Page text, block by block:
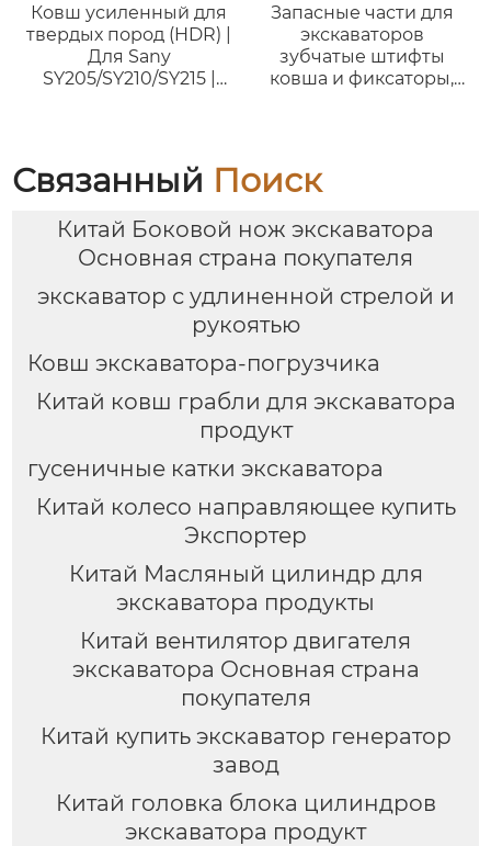
Ковш усиленный для
твердых пород (HDR) |
Для Sany
SY205/SY210/SY215 |
Запасные части для
экскаваторов
зубчатые штифты
ковша и фиксаторы,
Связанный Поиск
Китай Боковой нож экскаватора
Основная страна покупателя
экскаватор с удлиненной стрелой и
рукоятью
Ковш экскаватора-погрузчика
Китай ковш грабли для экскаватора
продукт
гусеничные катки экскаватора
Китай колесо направляющее купить
Экспортер
Китай Масляный цилиндр для
экскаватора продукты
Китай вентилятор двигателя
экскаватора Основная страна
покупателя
Китай купить экскаватор генератор
завод
Китай головка блока цилиндров
экскаватора продукт